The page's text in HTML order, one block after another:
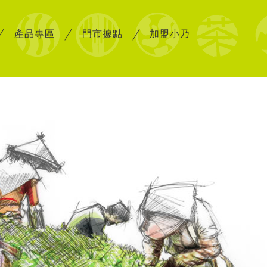
產品專區 門市據點 加盟小乃